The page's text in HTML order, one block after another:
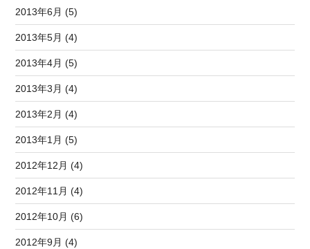
2013年6月 (5)
2013年5月 (4)
2013年4月 (5)
2013年3月 (4)
2013年2月 (4)
2013年1月 (5)
2012年12月 (4)
2012年11月 (4)
2012年10月 (6)
2012年9月 (4)